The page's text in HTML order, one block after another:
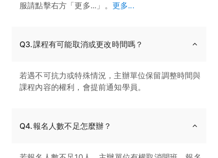
服請點擊右方「更多...」。 更多...
Q3.課程有可能取消或更改時間嗎？
若遇不可抗力或特殊情況，主辦單位保留調整時間與
課程內容的權利，會提前通知學員。
Q4.報名人數不足怎麼辦？